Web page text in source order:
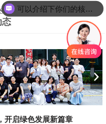
态
开启绿色发展新篇章
你们是怎么合作的呢？